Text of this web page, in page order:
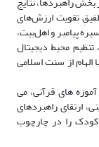
تقویت ارزش‌های
پیامبر و اهل‌بیت،
محیط دیجیتال
الهام از سنت اسلامی
های قرآنی، می
ارتقای راهبردهای
کودک را در چارچوب